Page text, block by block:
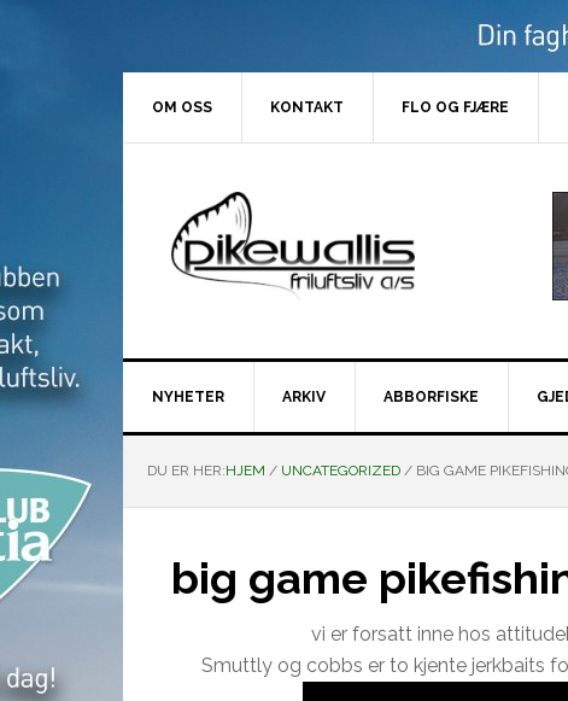
OM OSS KONTAKT FLO OG FJÆRE
NYHETER ARKIV ABBORFISKE
DU ER HER:HJEM / UNCATEGORIZED / BIG GAME
big game
vi er forsatt inne hos
Smuttly og cobbs er to kjente jerkbaits